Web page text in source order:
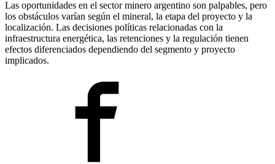
Las oportunidades en el sector minero argentino son palpables, pero
los obstáculos varían según el mineral, la etapa del proyecto y la
localización. Las decisiones políticas relacionadas con la
infraestructura energética, las retenciones y la regulación tienen
efectos diferenciados dependiendo del segmento y proyecto
implicados.